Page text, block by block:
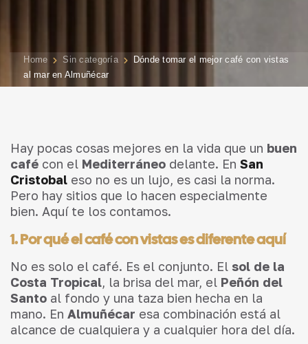
Home Sin categoría
Dónde tomar el mejor café con vistas
al mar en Almuñécar
Hay pocas cosas mejores en la vida que un buen
café con el Mediterráneo delante. En San
Cristobal eso no es un lujo, es casi la norma.
Pero hay sitios que lo hacen especialmente
bien. Aquí te los contamos.
1. Por qué el café con vistas es diferente aquí
No es solo el café. Es el conjunto. El sol de la
Costa Tropical, la brisa del mar, el Peñón del
Santo al fondo y una taza bien hecha en la
mano. En Almuñécar esa combinación está al
alcance de cualquiera y a cualquier hora del día.